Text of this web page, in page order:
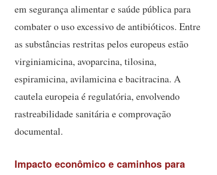
em segurança alimentar e saúde pública para
combater o uso excessivo de antibióticos. Entre
as substâncias restritas pelos europeus estão
virginiamicina, avoparcina, tilosina,
espiramicina, avilamicina e bacitracina. A
cautela europeia é regulatória, envolvendo
rastreabilidade sanitária e comprovação
documental.
Impacto econômico e caminhos para